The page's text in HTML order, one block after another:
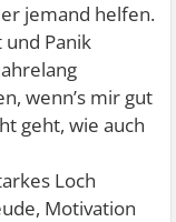
jemand helfen.
und Panik
wenn’s mir gut
geht, wie auch
Loch
Motivation